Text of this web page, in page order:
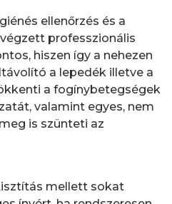
ellenőrzés és a
professzionális
hiszen így a nehezen
a lepedék illetve a
a fogínybetegségek
valamint egyes, nem
is szünteti az
mellett sokat